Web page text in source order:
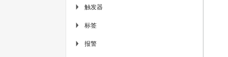
▶ 触发器
▶ 标签
▶ 报警